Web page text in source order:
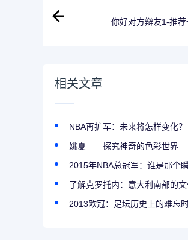
你好对方辩友1-推
相关文章
NBA再扩军：未来将怎样变化？
姚夏——探究神奇的色彩世界
2015年NBA总冠军：谁是那个
了解克罗托内：意大利南部的
2013欧冠：足坛历史上的难忘